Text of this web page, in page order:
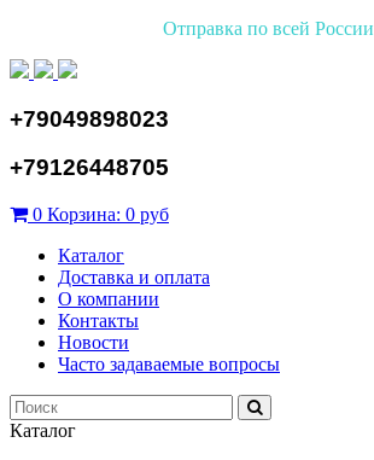
Отправка по всей России
+79049898023
+79126448705
0 Корзина: 0 руб
Каталог
Доставка и оплата
О компании
Контакты
Новости
Часто задаваемые вопросы
Каталог